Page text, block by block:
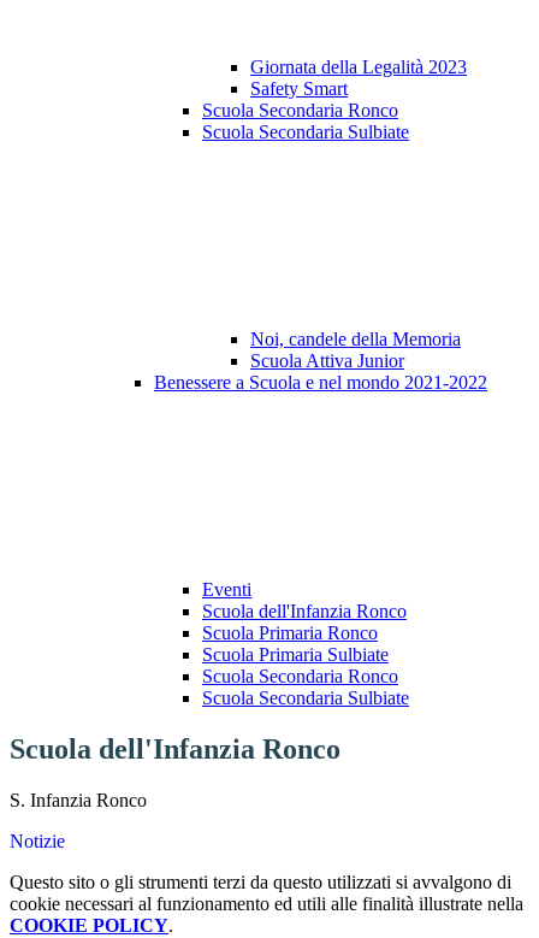
Giornata della Legalità 2023
Safety Smart
Scuola Secondaria Ronco
Scuola Secondaria Sulbiate
Noi, candele della Memoria
Scuola Attiva Junior
Benessere a Scuola e nel mondo 2021-2022
Eventi
Scuola dell'Infanzia Ronco
Scuola Primaria Ronco
Scuola Primaria Sulbiate
Scuola Secondaria Ronco
Scuola Secondaria Sulbiate
Scuola dell'Infanzia Ronco
S. Infanzia Ronco
Notizie
Questo sito o gli strumenti terzi da questo utilizzati si avvalgono di
cookie necessari al funzionamento ed utili alle finalità illustrate nella
COOKIE POLICY.